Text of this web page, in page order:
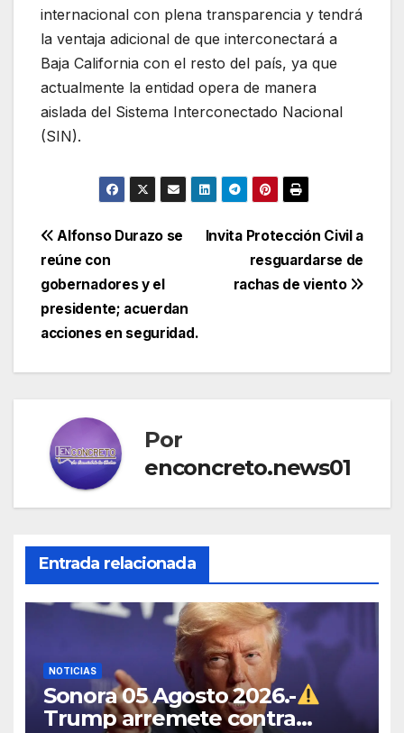
internacional con plena transparencia y tendrá
la ventaja adicional de que interconectará a
Baja California con el resto del país, ya que
actualmente la entidad opera de manera
aislada del Sistema Interconectado Nacional
(SIN).
Navegación
de
entradas
Invita Protección Civil a
resguardarse de
rachas de viento
Alfonso Durazo se
reúne con
gobernadores y el
presidente; acuerdan
acciones en seguridad.
Por
enconcreto.news01
Entrada relacionada
NOTICIAS
Sonora 05 Agosto 2026.-
Trump arremete contra